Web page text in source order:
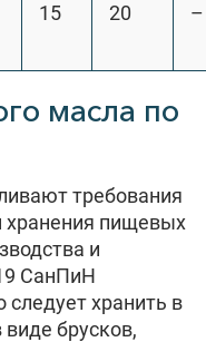
15 20 –
масла по
требования
хранения пищевых
и
СанПиН
следует хранить в
виде брусков,